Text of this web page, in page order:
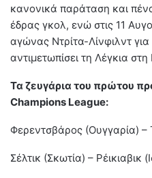
κανονικά παράταση και
έδρας γκολ, ενώ στις 11
αγώνας Ντρίτα-Λίνφιλντ
αντιμετωπίσει τη Λέγκια
Τα ζευγάρια του πρώτου
Champions League:
Φερεντσβάρος (Ουγγαρία) –
Σέλτικ (Σκωτία) – Ρέικιαβικ